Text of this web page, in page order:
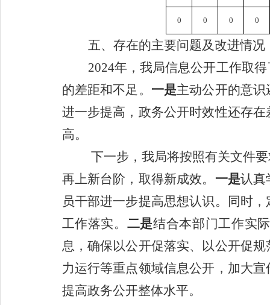
0 0 0 0
五、存在的主要问题及改进情况
2024年，我局信息公开工作取
的差距和不足 。 一是主动公开的意
进一步提高， 政务公开时效性还存在
高。
下一步，我局将按照有关文件
再上新台阶， 取得新成效。 一是认真
员干部进一步提高思想认识。同时
工作落实。 二是结合本部门工作实
息，确保以公开促落实、以公开促
力运行等重点领域信息公开，加大
提高政务公开整体水平。